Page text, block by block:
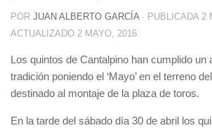
POR JUAN ALBERTO GARCÍA · PUBLICADA 2
ACTUALIZADO 2 MAYO, 2016
Los quintos de Cantalpino han cumplido un
tradición poniendo el ‘Mayo’ en el terreno
destinado al montaje de la plaza de toros.
En la tarde del sábado día 30 de abril los